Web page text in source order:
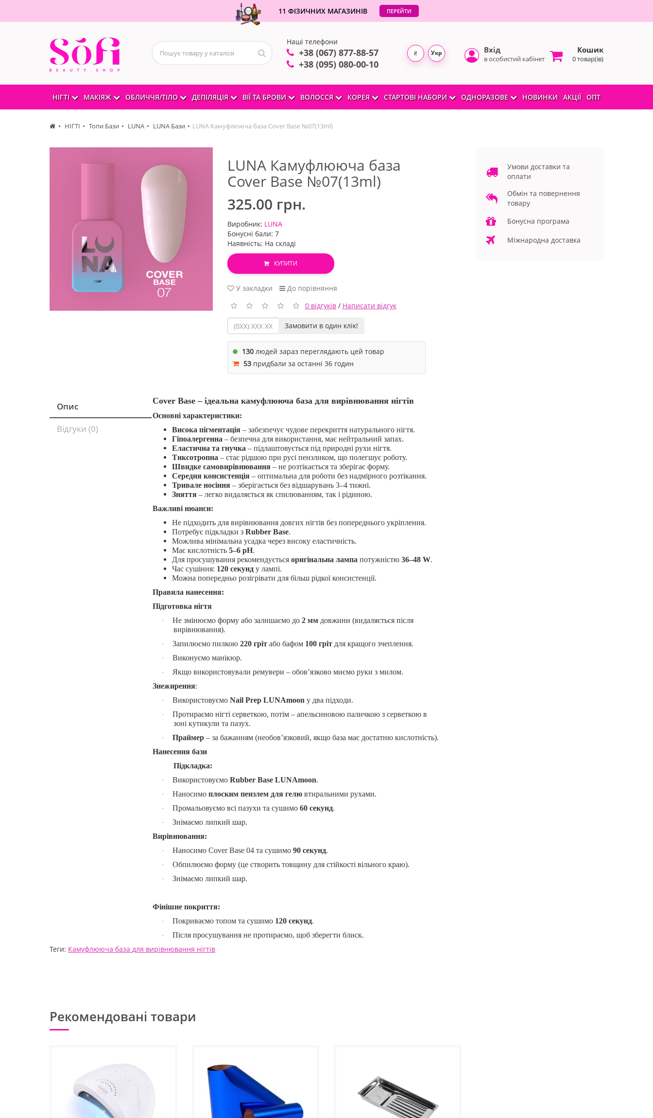
11 ФІЗИЧНИХ МАГАЗИНІВ ПЕРЕЙТИ
Наші телефони
+38 (067) 877-88-57
+38 (095) 080-00-10
₴ Укр Вхід
в особистий кабінет
Кошик
0 товар(ів)
НІГТІ МАКІЯЖ ОБЛИЧЧЯ/ТІЛО ДЕПІЛЯЦІЯ ВІЇ ТА БРОВИ ВОЛОССЯ КОРЕЯ СТАРТОВІ НАБОРИ ОДНОРАЗОВЕ НОВИНКИ АКЦІЇ ОПТ
НІГТІ Топи Бази LUNA LUNA Бази LUNA Камуфлююча база Cover Base №07(13ml)
LUNA Камуфлююча база
Cover Base №07(13ml)
325.00 грн.
Виробник: LUNA
Бонусні бали: 7
Наявність: На складі
КУПИТИ
У закладки
До порівняння
0 відгуків/ Написати відгук
Замовити в один клік!
130людей зараз переглядають цей товар
53придбали за останні 36 годин
Опис
Відгуки (0)
Cover Base – ідеальна камуфлююча база для вирівнювання нігтів
Основні характеристики:
Висока пігментація– забезпечує чудове перекриття натурального нігтя.
Гіпоалергенна – безпечна для використання, має нейтральний запах.
Еластична та гнучка – підлаштовується під природні рухи нігтя.
Тиксотропна – стає рідшою при русі пензликом, що полегшує роботу.
Швидке самовирівнювання– не розтікається та зберігає форму.
Середня консистенція– оптимальна для роботи без надмірного розтікання.
Тривале носіння– зберігається без відшарувань 3–4 тижні.
Зняття– легко видаляється як спилюванням, так і рідиною.
Важливі нюанси:
Не підходить для вирівнювання довгих нігтів без попереднього укріплення.
Потребує підкладки з Rubber Base.
Можлива мінімальна усадка через високу еластичність.
Має кислотність 5–6 pH.
Для просушування рекомендується оригінальна лампа потужністю 36–48 W.
Час сушіння: 120 секунду лампі.
Можна попередньо розігрівати для більш рідкої консистенції.
Правила нанесення:
Підготовка нігтя
· Не змінюємо форму або залишаємо до 2 ммдовжини (видаляється після
вирівнювання).
· Запилюємо пилкою 220 грітабо бафом 100 грітдля кращого зчеплення.
· Виконуємо манікюр.
·
Якщо використовували ремувери – обов’язково миємо руки з милом.
Знежирення:
· Використовуємо Nail Prep LUNAmoon у два підходи.
·
Протираємо нігті серветкою, потім – апельсиновою паличкою з серветкою в
зоні кутикули та пазух.
· Праймер– за бажанням (необов’язковий, якщо база має достатню кислотність).
Нанесення бази
Підкладка:
· Використовуємо Rubber Base LUNAmoon.
· Наносимо плоским пензлем для гелювтиральними рухами.
· Промальовуємо всі пазухи та сушимо 60 секунд.
·
Знімаємо липкий шар.
Вирівнювання:
· Наносимо Cover Base 04 та сушимо 90 секунд.
· Обпилюємо форму (це створить товщину для стійкості вільного краю).
· Знімаємо липкий шар.
Фінішне покриття:
· Покриваємо топом та сушимо 120 секунд.
· Після просушування не протираємо, щоб зберегти блиск.
Теги: Камуфлююча база для вирівнювання нігтів
Умови доставки та
оплати
Обмін та повернення
товару
Бонусна програма
Міжнародна доставка
Рекомендовані товари